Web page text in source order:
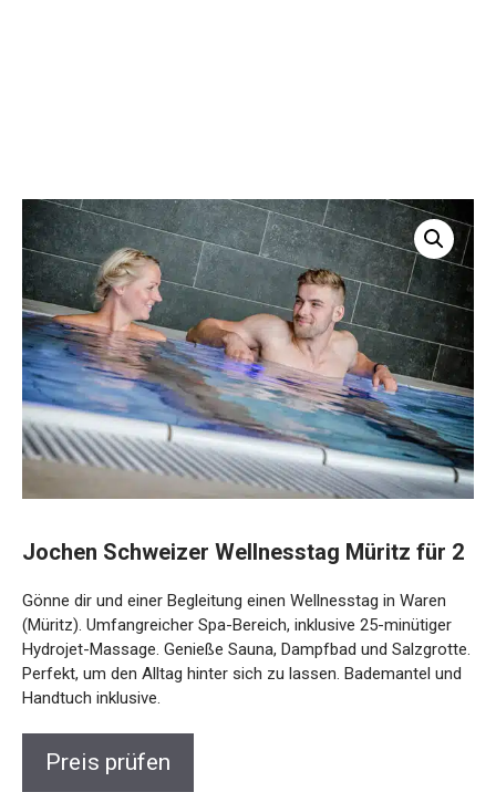
Jochen Schweizer Wellnesstag Müritz für
2
Gönne dir und einer Begleitung einen Wellnesstag in Waren
(Müritz). Umfangreicher Spa-Bereich, inklusive 25-minütiger
Hydrojet-Massage. Genieße Sauna, Dampfbad und
Salzgrotte. Perfekt, um den Alltag hinter sich zu lassen.
Preis prüfen